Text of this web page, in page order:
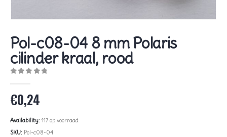
Pol-c08-04 8 mm Polaris
cilinder kraal, rood
€0,24
Availability: 117 op voorraad
SKU: Pol-c08-04